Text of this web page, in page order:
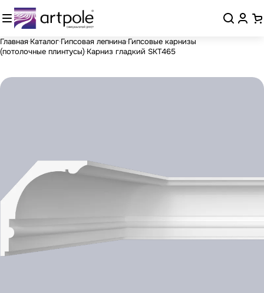
Главная Каталог Гипсовая лепнина Гипсовые карнизы
(потолочные плинтусы) Карниз гладкий SKT465